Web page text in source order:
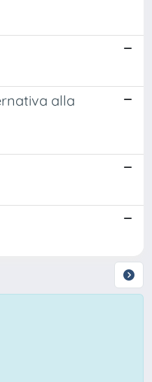
alla